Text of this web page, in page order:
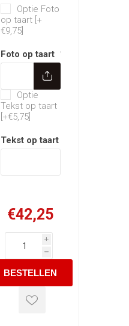
Optie Foto
op taart [+
€9,75]
Foto op taart *
Optie Tekst op taart
Optie
Tekst op taart
[+€5,75]
Tekst op taart
€42,25
i
h